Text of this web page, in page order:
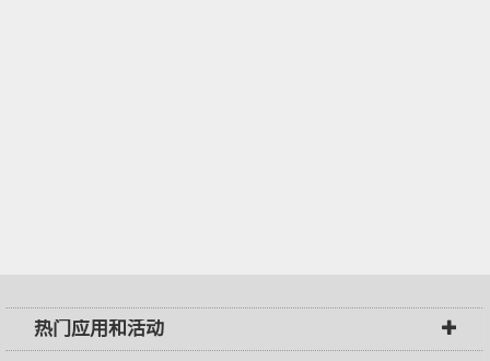
热门应用和活动